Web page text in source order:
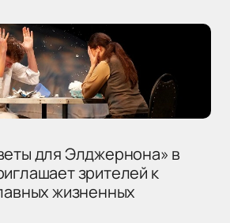
для Элджернона» в
зрителей к
жизненных